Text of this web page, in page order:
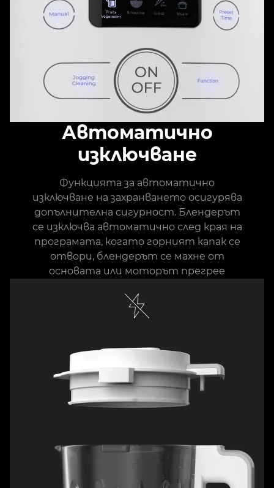
Автоматично
изключване
Функцията за автоматично
изключване на захранването осигурява
допълнителна сигурност. Блендерът
се изключва автоматично след края на
програмата, когато горният капак се
отвори, блендерът се махне от
основата или моторът прегрее